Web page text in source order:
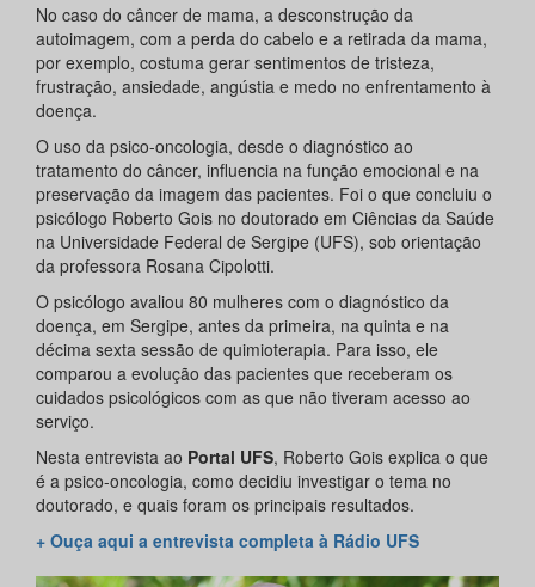
No caso do câncer de mama, a desconstrução da
autoimagem, com a perda do cabelo e a retirada da mama,
por exemplo, costuma gerar sentimentos de tristeza,
frustração, ansiedade, angústia e medo no enfrentamento à
doença.
O uso da psico-oncologia, desde o diagnóstico ao
tratamento do câncer, influencia na função emocional e na
preservação da imagem das pacientes. Foi o que concluiu o
psicólogo Roberto Gois no doutorado em Ciências da Saúde
na Universidade Federal de Sergipe (UFS), sob orientação
da professora Rosana Cipolotti.
O psicólogo avaliou 80 mulheres com o diagnóstico da
doença, em Sergipe, antes da primeira, na quinta e na
décima sexta sessão de quimioterapia. Para isso, ele
comparou a evolução das pacientes que receberam os
cuidados psicológicos com as que não tiveram acesso ao
serviço.
Nesta entrevista ao Portal UFS, Roberto Gois explica o que
é a psico-oncologia, como decidiu investigar o tema no
doutorado, e quais foram os principais resultados.
+ Ouça aqui a entrevista completa à Rádio UFS